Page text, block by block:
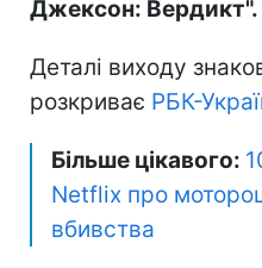
Джексон: Вердикт".
Деталі виходу
розкриває РБК-
Більше цікавого:
Netflix про
вбивства